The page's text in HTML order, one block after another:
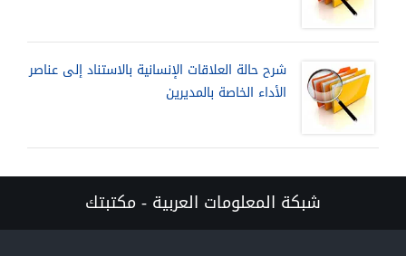
شرح حالة العلاقات الإنسانية بالاستناد إلى عناصر
الأداء الخاصة بالمديرين
شبكة المعلومات العربية - مكتبتك